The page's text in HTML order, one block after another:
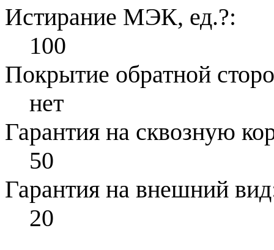
Истирание МЭК, ед.?:
100
Покрытие обратной
нет
Гарантия на сквозную
50
Гарантия на внешний
20